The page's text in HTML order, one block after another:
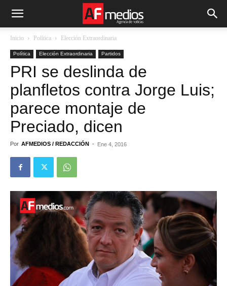
Inicio Política Elección Extraordinaria
Política Elección Extraordinaria Partidos
PRI se deslinda de
planfletos contra Jorge Luis;
parece montaje de
Preciado, dicen
Por AFMEDIOS / REDACCIÓN - Ene 4, 2016